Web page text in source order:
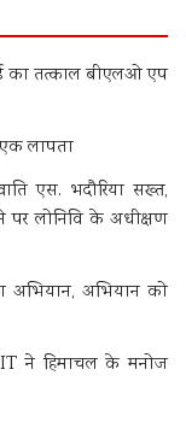
का तत्काल बीएलओ एप
एक लापता
एस. भदौरिया सख्त,
पर लोनिवि के अधीक्षण
अभियान, अभियान को
ने हिमाचल के मनोज